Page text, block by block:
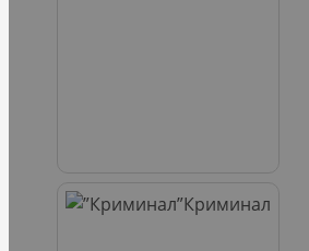
Криминал